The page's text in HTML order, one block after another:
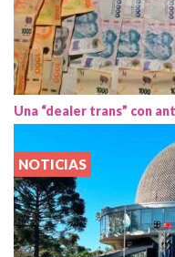
Una “dealer trans” con
NOTICIAS